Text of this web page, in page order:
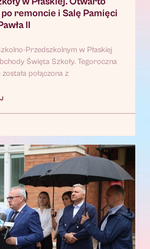
remoncie i Salę Pamięci
II
Przedszkolnym w Płaskiej
Święta Szkoły. Tegoroczna
połączona z